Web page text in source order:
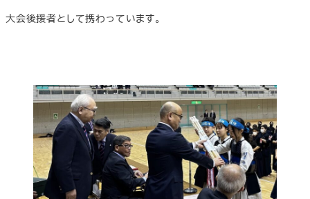
大会後援者として携わっています。